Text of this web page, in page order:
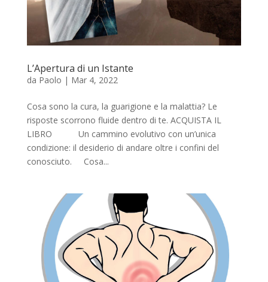
L’Apertura di un Istante
da Paolo | Mar 4, 2022
Cosa sono la cura, la guarigione e la malattia? Le
risposte scorrono fluide dentro di te. ACQUISTA IL
LIBRO Un cammino evolutivo con un’unica
condizione: il desiderio di andare oltre i confini del
conosciuto. Cosa...